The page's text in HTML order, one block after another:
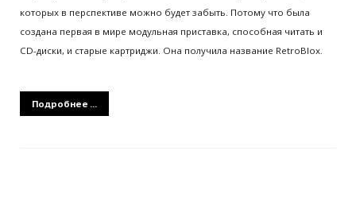
которых в перспективе можно будет забыть. Потому что была
создана первая в мире модульная приставка, способная читать и
CD-диски, и старые картриджи. Она получила название RetroBlox.
Подробнее ...